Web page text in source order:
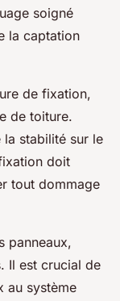
soigné
la captation
de fixation,
de toiture.
la stabilité sur le
doit
tout dommage
panneaux,
Il est crucial de
au système